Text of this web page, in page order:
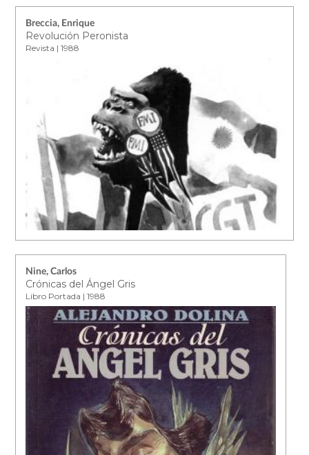
Breccia, Enrique
Revolución Peronista
Revista | 1988
Nine, Carlos
Crónicas del Ángel Gris
Libro Portada | 1988